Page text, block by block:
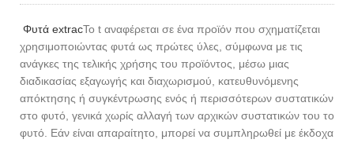
Φυτά extracΤο t αναφέρεται σε ένα προϊόν που σχηματίζεται
χρησιμοποιώντας φυτά ως πρώτες ύλες, σύμφωνα με τις
ανάγκες της τελικής χρήσης του προϊόντος, μέσω μιας
διαδικασίας εξαγωγής και διαχωρισμού, κατευθυνόμενης
απόκτησης ή συγκέντρωσης ενός ή περισσότερων συστατικών
στο φυτό, γενικά χωρίς αλλαγή των αρχικών συστατικών του το
φυτό. Εάν είναι απαραίτητο, μπορεί να συμπληρωθεί με έκδοχα